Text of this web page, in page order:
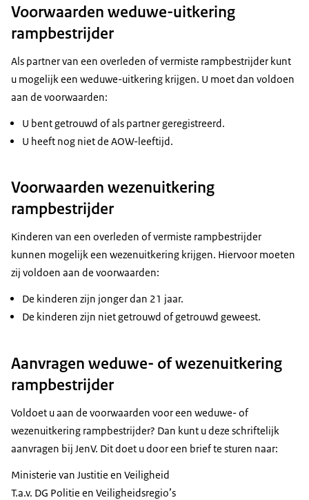
Voorwaarden weduwe-uitkering
rampbestrijder
Als partner van een overleden of vermiste rampbestrijder kunt
u mogelijk een weduwe-uitkering krijgen. U moet dan voldoen
aan de voorwaarden:
U bent getrouwd of als partner geregistreerd.
U heeft nog niet de AOW-leeftijd.
Voorwaarden wezenuitkering
rampbestrijder
Kinderen van een overleden of vermiste rampbestrijder
kunnen mogelijk een wezenuitkering krijgen. Hiervoor moeten
zij voldoen aan de voorwaarden:
De kinderen zijn jonger dan 21 jaar.
De kinderen zijn niet getrouwd of getrouwd geweest.
Aanvragen weduwe- of wezenuitkering
rampbestrijder
Voldoet u aan de voorwaarden voor een weduwe- of
wezenuitkering rampbestrijder? Dan kunt u deze schriftelijk
aanvragen bij JenV. Dit doet u door een brief te sturen naar:
Ministerie van Justitie en Veiligheid
T.a.v. DG Politie en Veiligheidsregio’s